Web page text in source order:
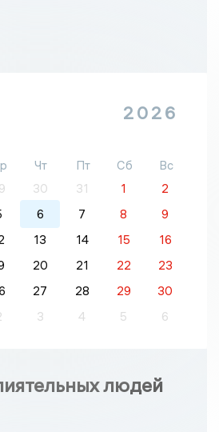
2026
Чт Пт Сб
Вс
30 31 1
2
6 7 8
9
13 14 15
16
20 21 22
23
27 28 29
30
3 4 5 6
людей